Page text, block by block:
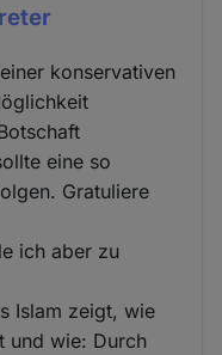
konservativen
eine so
Gratuliere
ich aber zu
Islam zeigt, wie
und wie: Durch